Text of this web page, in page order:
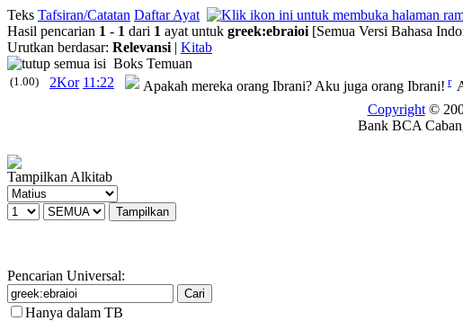
Teks Tafsiran/Catatan Daftar Ayat
Hasil pencarian 1 - 1 dari 1 ayat untuk greek:ebraioi [Semua Versi Bahasa
Urutkan berdasar: Relevansi | Kitab
Boks Temuan
(1.00) 2Kor 11:22 Apakah mereka orang Ibrani? Aku juga orang Ibrani! r
Copyright©
Bank BCA
Tampilkan Alkitab
Pencarian Universal:
Hanya dalam TB